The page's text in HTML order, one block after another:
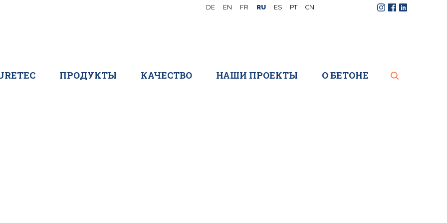
DE EN FR RU ES PT CN
ПРОДУКТЫ КАЧЕСТВО НАШИ ПРОЕКТЫ О БЕТОНЕ